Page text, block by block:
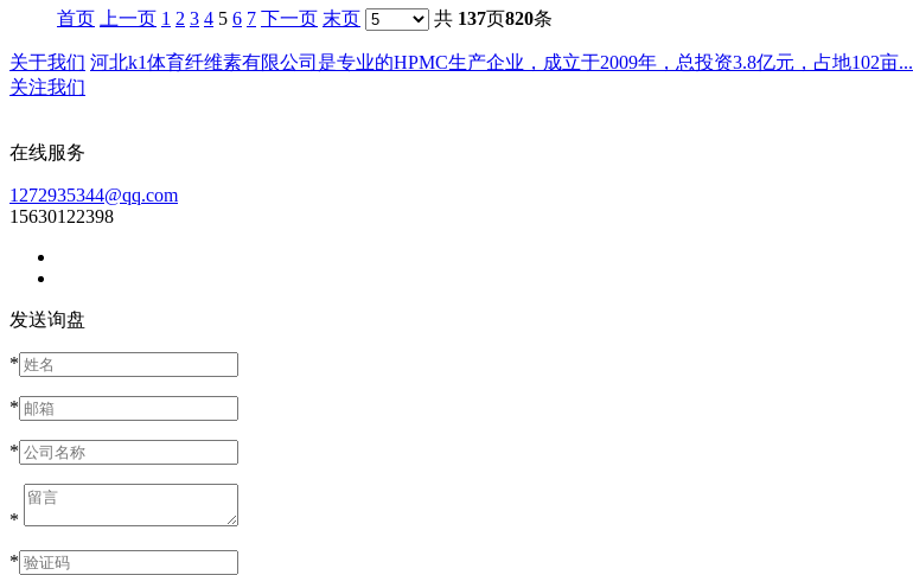
首页 上一页 1 2 3 4 5 6 7 下一页 末页 共 137页820条
关于我们 河北k1体育纤维素有限公司是专业的HPMC生产企业，成立于2009年，总投资3.8亿元，占地102亩...
关注我们
在线服务
1272935344@qq.com
15630122398
发送询盘
*
*
*
*
*